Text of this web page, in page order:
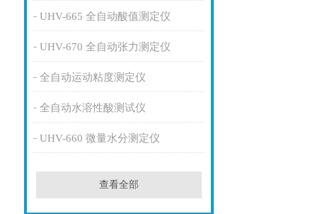
UHV-665 全自动酸值测定仪
UHV-670 全自动张力测定仪
全自动运动粘度测定仪
全自动水溶性酸测试仪
UHV-660 微量水分测定仪
查看全部